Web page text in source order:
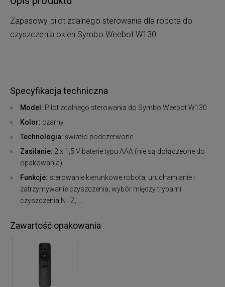
Zapasowy pilot zdalnego sterowania dla robota do
czyszczenia okien Symbo Weebot W130.
Specyfikacja techniczna
Model: Pilot zdalnego sterowania do Symbo Weebot W130
Kolor: czarny
Technologia: światło podczerwone
Zasilanie: 2 x 1,5 V baterie typu AAA (nie są dołączeone do
opakowania)
Funkcje: sterowanie kierunkowe robota, uruchamianie i
zatrzymywanie czyszczenia, wybór między trybami
czyszczenia N i Z, ...
Zawartość opakowania